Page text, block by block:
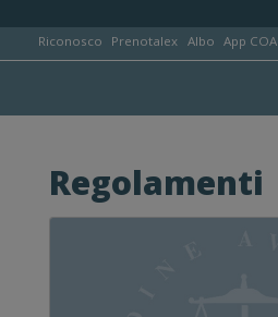
Riconosco Prenotalex Albo App COA
Regolamenti